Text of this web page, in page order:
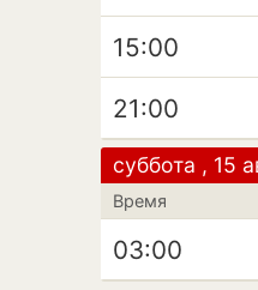
15:00
21:00
суббота , 15
Время
03:00